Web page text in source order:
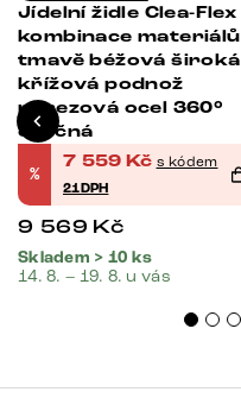
Jídelní židle Clea-Flex
kombinace materiálů
tmavě béžová široká
křížová podnož
nerezová ocel 360°
otočná
%
7 559 Kč s kódem
21DPH
9 569 Kč
Skladem > 10 ks
14. 8. – 19. 8. u vás